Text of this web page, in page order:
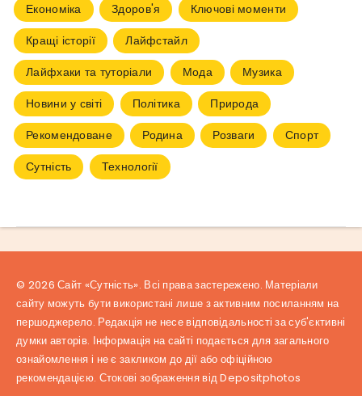
Економіка
Здоров'я
Ключові моменти
Кращі історії
Лайфстайл
Лайфхаки та туторіали
Мода
Музика
Новини у світі
Політика
Природа
Рекомендоване
Родина Розваги
Спорт
Сутність
Технології
© 2026 Сайт «Сутність». Всі права застережено. Матеріали
сайту можуть бути використані лише з активним посиланням на
першоджерело. Редакція не несе відповідальності за суб'єктивні
думки авторів. Інформація на сайті подається для загального
ознайомлення і не є закликом до дії або офіційною
рекомендацією. Стокові зображення відDepositphotos